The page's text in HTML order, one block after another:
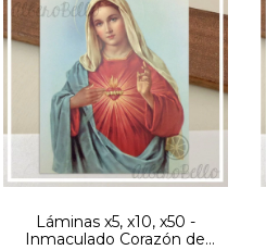
Láminas x5, x10, x50 -
Inmaculado Corazón de